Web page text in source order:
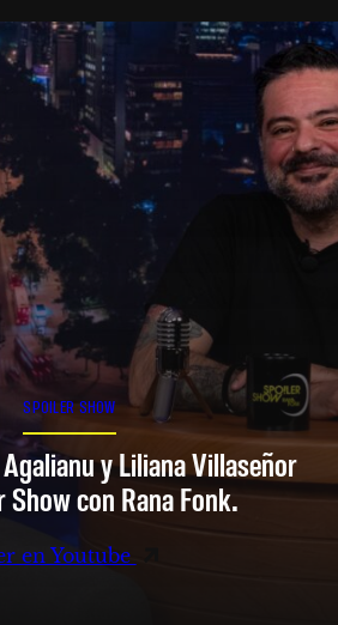
SPOILER SHOW
y Liliana Villaseñor
Show con Rana Fonk.
en Youtube